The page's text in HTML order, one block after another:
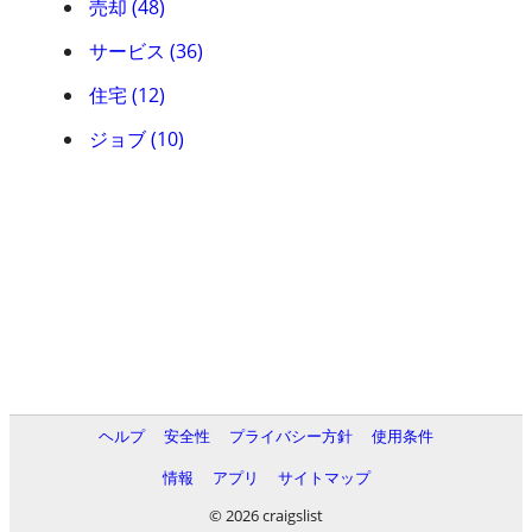
売却 (48)
サービス (36)
住宅 (12)
ジョブ (10)
ヘルプ 安全性 プライバシー方針
使用条件
情報
アプリ
サイトマップ
© 2026 craigslist